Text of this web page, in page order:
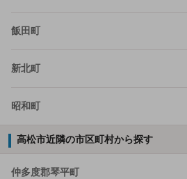
飯田町
新北町
昭和町
高松市近隣の市区町村から探す
仲多度郡琴平町